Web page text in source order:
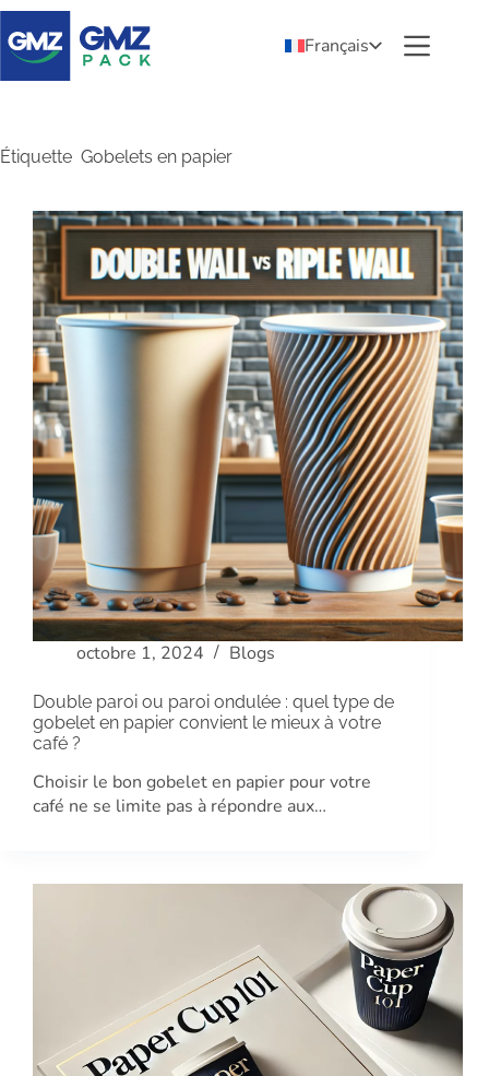
Français
Étiquette Gobelets en papier
octobre 1, 2024 Blogs
Double paroi ou paroi ondulée : quel type de
gobelet en papier convient le mieux à votre
café ?
Choisir le bon gobelet en papier pour votre
café ne se limite pas à répondre aux…